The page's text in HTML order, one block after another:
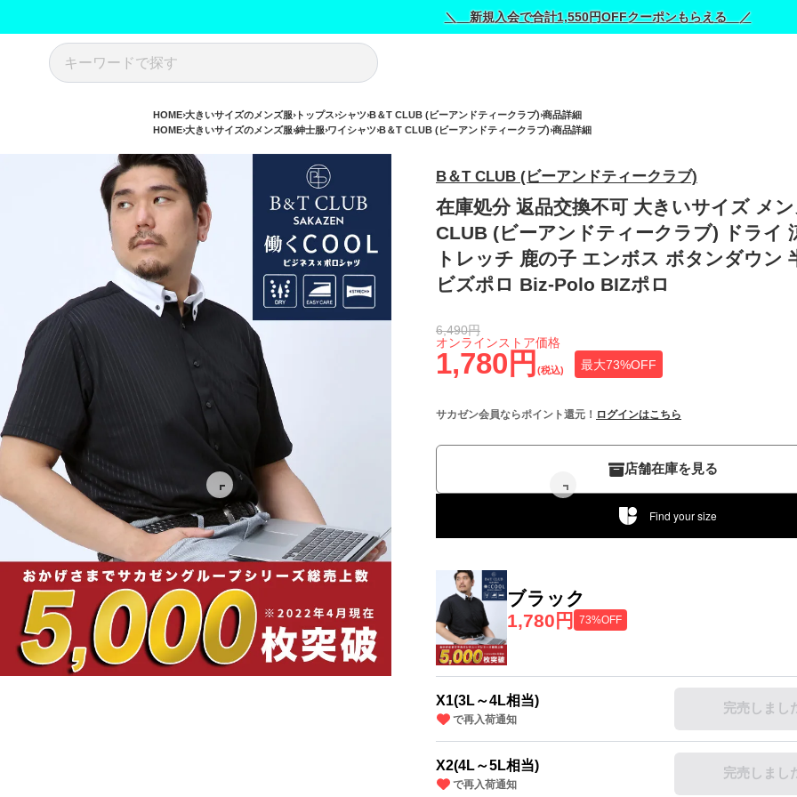
＼ 新規入会で合計1,550円OFFクーポンもらえる ／
HOME 大きいサイズのメンズ服 トップス シャツ B＆T CLUB (ビーアンドティークラブ) 商品詳細
HOME 大きいサイズのメンズ服 紳士服 ワイシャツ B＆T CLUB (ビーアンドティークラブ) 商品詳細
B＆T CLUB (ビーアンドティークラブ)
在庫処分 返品交換不可 大きいサイズ メ
CLUB (ビーアンドティークラブ) ドライ
トレッチ 鹿の子 エンボス ボタンダウン
ビズポロ Biz-Polo BIZポロ
1,780円 (税込) 最大73%OFF
オンラインストア価格
6,490円
サカゼン会員ならポイント還元！ ログインはこちら
店舗在庫を見る
Find your size
ブラック
1,780円
73%OFF
X1(3L～4L相当)
で再入荷通知
完売しまし
X2(4L～5L相当)
で再入荷通知
完売しまし